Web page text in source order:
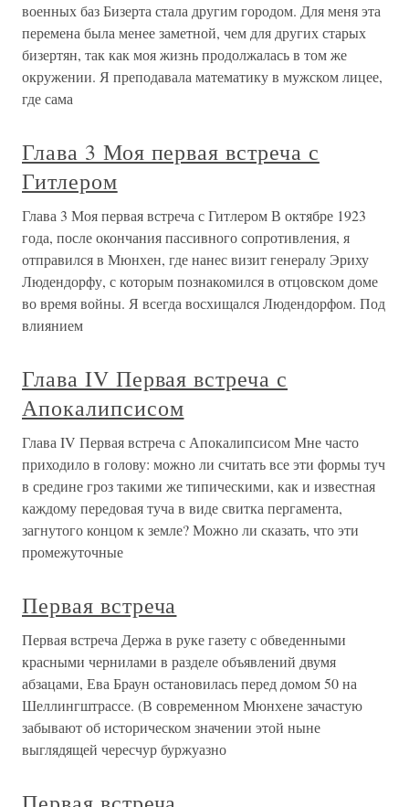
военных баз Бизерта стала другим городом. Для меня эта
перемена была менее заметной, чем для других старых
бизертян, так как моя жизнь продолжалась в том же
окружении. Я преподавала математику в мужском лицее,
где сама
Глава 3 Моя первая встреча с
Гитлером
Глава 3 Моя первая встреча с Гитлером В октябре 1923
года, после окончания пассивного сопротивления, я
отправился в Мюнхен, где нанес визит генералу Эриху
Людендорфу, с которым познакомился в отцовском доме
во время войны. Я всегда восхищался Людендорфом. Под
влиянием
Глава IV Первая встреча с
Апокалипсисом
Глава IV Первая встреча с Апокалипсисом Мне часто
приходило в голову: можно ли считать все эти формы туч
в средине гроз такими же типическими, как и известная
каждому передовая туча в виде свитка пергамента,
загнутого концом к земле? Можно ли сказать, что эти
промежуточные
Первая встреча
Первая встреча Держа в руке газету с обведенными
красными чернилами в разделе объявлений двумя
абзацами, Ева Браун остановилась перед домом 50 на
Шеллингштрассе. (В современном Мюнхене зачастую
забывают об историческом значении этой ныне
выглядящей чересчур буржуазно